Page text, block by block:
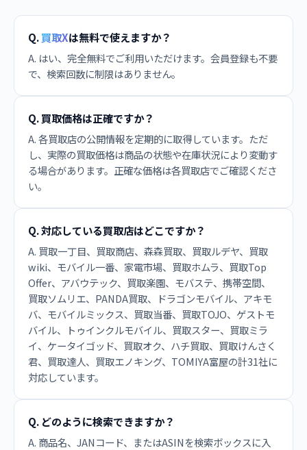
Q.買取Xは無料で使えますか？
A. はい、完全無料でご利用いただけます。会員登録も不要
で、検索回数に制限はありません。
Q. 買取価格は正確ですか？
A. 各買取店の公開情報を定期的に取得しています。ただ
し、実際の買取価格は商品の状態や在庫状況により変動す
る場合があります。正確な価格は各買取店でご確認くださ
い。
Q. 対応している買取店はどこですか？
A. 買取一丁目、買取商店、森森買取、買取ルデヤ、買取
wiki、モバイル一番、家電市場、買取ホムラ、買取Top
Offer、アバウテック、買取楽園、モバステ、携帯空間、
買取ソムリエ、PANDA買取、ドラゴンモバイル、アキモ
バ、モバイルミックス、買取当番、買取TOJO、ゲストモ
バイル、トゥインクルモバイル、買取スター、買取ミラ
イ、ケータイゴッド、買取オク、ハチ買取、買取けんさく
君、買取達人、買取エノキング、TOMIYA富屋の計31社に
対応しています。
Q. どのように検索できますか？
A. 商品名、JANコード、またはASINを検索ボックスに入